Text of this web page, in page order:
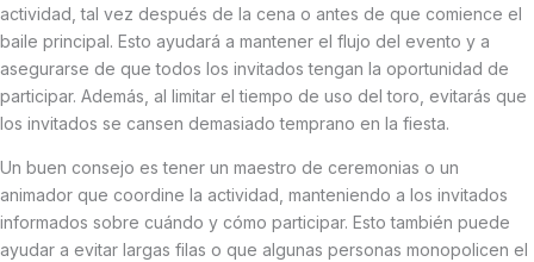
actividad, tal vez después de la cena o antes de que comience el
baile principal. Esto ayudará a mantener el flujo del evento y a
asegurarse de que todos los invitados tengan la oportunidad de
participar. Además, al limitar el tiempo de uso del toro, evitarás que
los invitados se cansen demasiado temprano en la fiesta.
Un buen consejo es tener un maestro de ceremonias o un
animador que coordine la actividad, manteniendo a los invitados
informados sobre cuándo y cómo participar. Esto también puede
ayudar a evitar largas filas o que algunas personas monopolicen el